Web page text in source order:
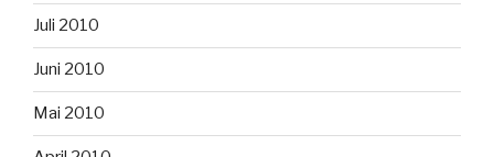
Juli 2010
Juni 2010
Mai 2010